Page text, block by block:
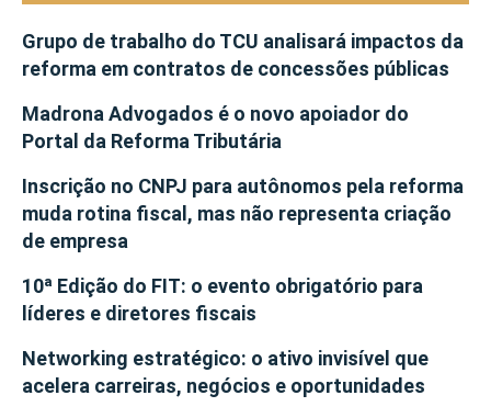
Grupo de trabalho do TCU analisará impactos da
reforma em contratos de concessões públicas
Madrona Advogados é o novo apoiador do
Portal da Reforma Tributária
Inscrição no CNPJ para autônomos pela reforma
muda rotina fiscal, mas não representa criação
de empresa
10ª Edição do FIT: o evento obrigatório para
líderes e diretores fiscais
Networking estratégico: o ativo invisível que
acelera carreiras, negócios e oportunidades